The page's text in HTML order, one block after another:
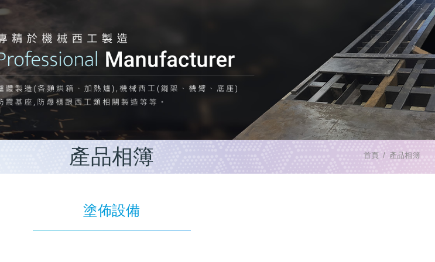
產品相簿 首頁 產品相簿
塗佈設備